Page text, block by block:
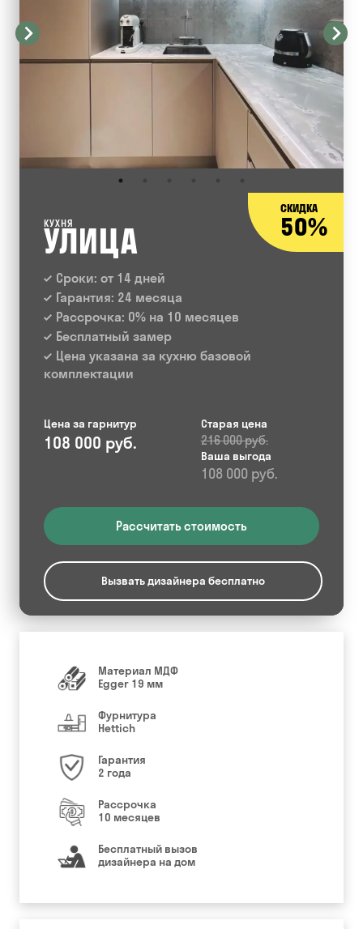
СКИДКА
50%
КУХНЯ
УЛИЦА
Сроки: от 14 дней
Гарантия: 24 месяца
Рассрочка: 0% на 10 месяцев
Бесплатный замер
Цена указана за кухню базовой
комплектации
Цена за гарнитур
108 000 руб.
Старая цена
216 000 руб.
Ваша выгода
108 000 руб.
Рассчитать стоимость
Вызвать дизайнера бесплатно
Материал МДФ
Egger 19 мм
Фурнитура
Hettich
Гарантия
2 года
Рассрочка
10 месяцев
Бесплатный вызов
дизайнера на дом